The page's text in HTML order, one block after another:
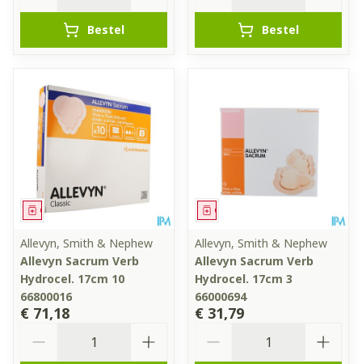
Bestel Bestel
Geneesmiddel
Allevyn, Smith & Nephew
Allevyn Sacrum Verb
Hydrocel. 17cm 10
66800016
€ 71,18
Geneesmiddel
Allevyn, Smith & Nephew
Allevyn Sacrum Verb
Hydrocel. 17cm 3
66000694
€ 31,79